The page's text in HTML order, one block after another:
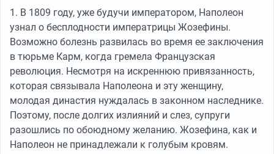
1. В 1809 году, уже будучи императором, Наполеон
узнал о бесплодности императрицы Жозефины.
Возможно болезнь развилась во время ее заключения
в тюрьме Карм, когда гремела Французская
революция. Несмотря на искреннюю привязанность,
которая связывала Наполеона и эту женщину,
молодая династия нуждалась в законном наследнике.
Поэтому, после долгих излияний и слез, супруги
разошлись по обоюдному желанию. Жозефина, как и
Наполеон не принадлежали к голубым кровям.